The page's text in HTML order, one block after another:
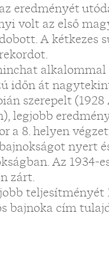
eredményét
volt az első
A kétkezes
alkalommal
időn át
szerepelt (1928
legjobb
a 8. helyen
nyert
Az 1934-
zárt.
teljesítményét
bajnoka cím